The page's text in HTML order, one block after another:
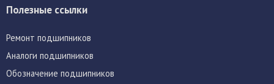
Полезные ссылки
Ремонт подшипников
Аналоги подшипников
Обозначение подшипников